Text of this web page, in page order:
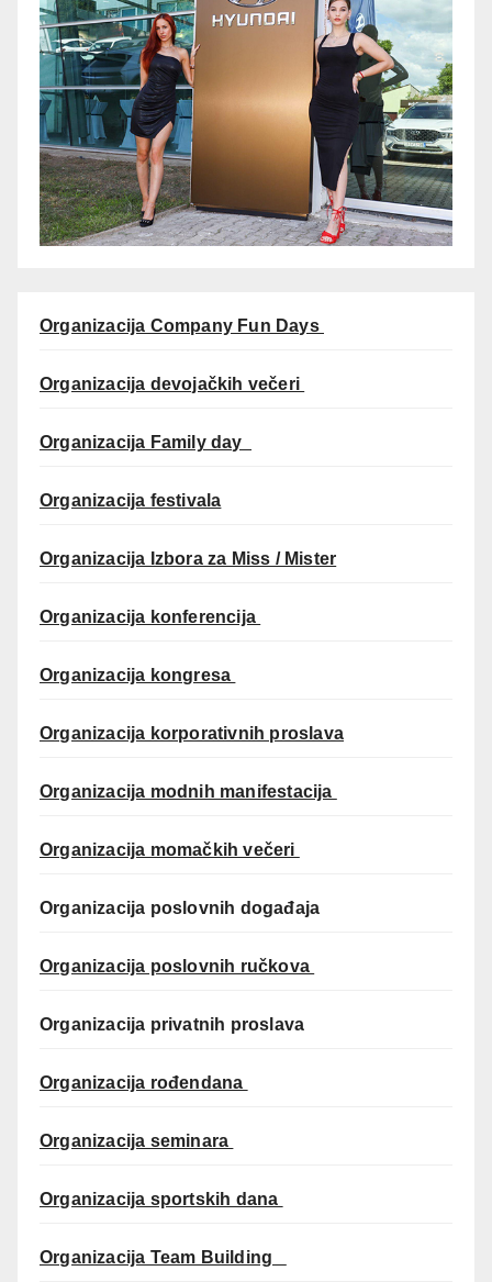
Organizacija Company Fun Days
Organizacija devojačkih večeri
Organizacija Family day
Organizacija festivala
Organizacija Izbora za Miss / Mister
Organizacija konferencija
Organizacija kongresa
Organizacija korporativnih proslava
Organizacija modnih manifestacija
Organizacija momačkih večeri
Organizacija poslovnih događaja
Organizacija poslovnih ručkova
Organizacija privatnih proslava
Organizacija rođendana
Organizacija seminara
Organizacija sportskih dana
Organizacija Team Building